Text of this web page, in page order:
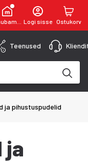
Logi sisse Ostukorv
Teenused
ja pihustuspudelid
ja